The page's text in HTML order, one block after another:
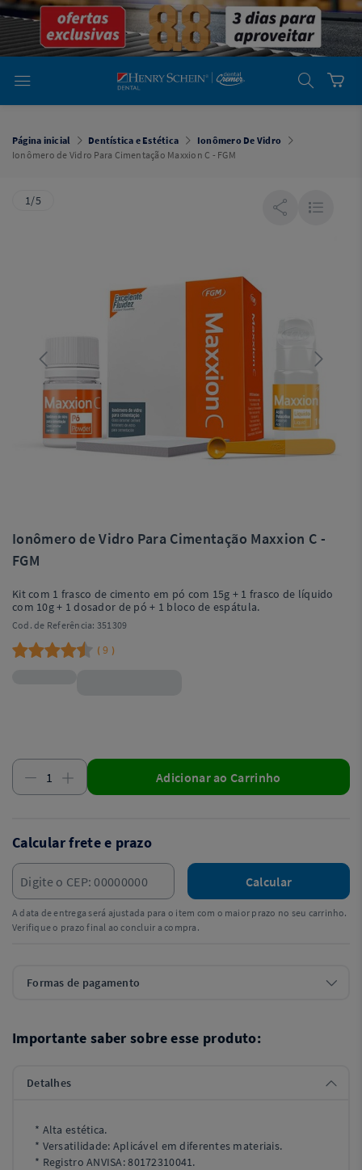
emDental
Cremer -
Henry Schein
Laboratório
Laboratório
Cremer -
Henry Schein
Página inicial Dentística e Estética
Ionômero De Vidro
Ionômero de Vidro Para Cimentação Maxxion C - FGM
1/5
Ionômero de Vidro Para Cimentação Maxxion C -
FGM
Kit com 1 frasco de cimento em pó com 15g + 1 frasco de líquido
com 10g + 1 dosador de pó + 1 bloco de espátula.
Cod. de Referência: 351309
( 9 )
Adicionar ao Carrinho
Calcular frete e prazo
Calcular
A data de entrega será ajustada para o item com o maior prazo no seu carrinho.
Verifique o prazo final ao concluir a compra.
Formas de pagamento
Importante saber sobre esse produto:
Detalhes
* Alta estética.
* Versatilidade: Aplicável em diferentes materiais.
* Registro ANVISA: 80172310041.